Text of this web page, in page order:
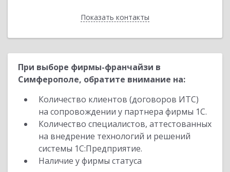
Показать контакты
Назад
При выборе фирмы-франчайзи в
Симферополе, обратите внимание на:
Количество клиентов (договоров ИТС)
на сопровождении у партнера фирмы 1С.
Количество специалистов, аттестованных
на внедрение технологий и решений
системы 1С:Предприятие.
Наличие у фирмы статуса